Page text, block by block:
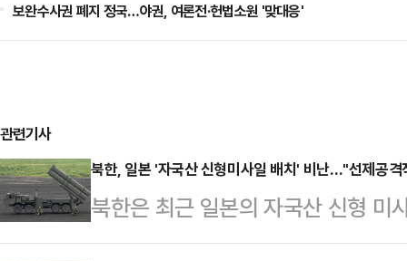
보완수사권 폐지 정국…야권, 여론전·헌법소원 '맞대응'
관련기사
북한, 일본 '자국산 신형미사일 배치' 비난…"선제공격
북한은 최근 일본의 자국산 신형 미
망을 실현하기 위해 선제공격능력